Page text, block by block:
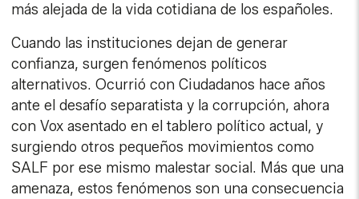
más alejada de la vida cotidiana de los españoles.
Cuando las instituciones dejan de generar
confianza, surgen fenómenos políticos
alternativos. Ocurrió con Ciudadanos hace años
ante el desafío separatista y la corrupción, ahora
con Vox asentado en el tablero político actual, y
surgiendo otros pequeños movimientos como
SALF por ese mismo malestar social. Más que una
amenaza, estos fenómenos son una consecuencia